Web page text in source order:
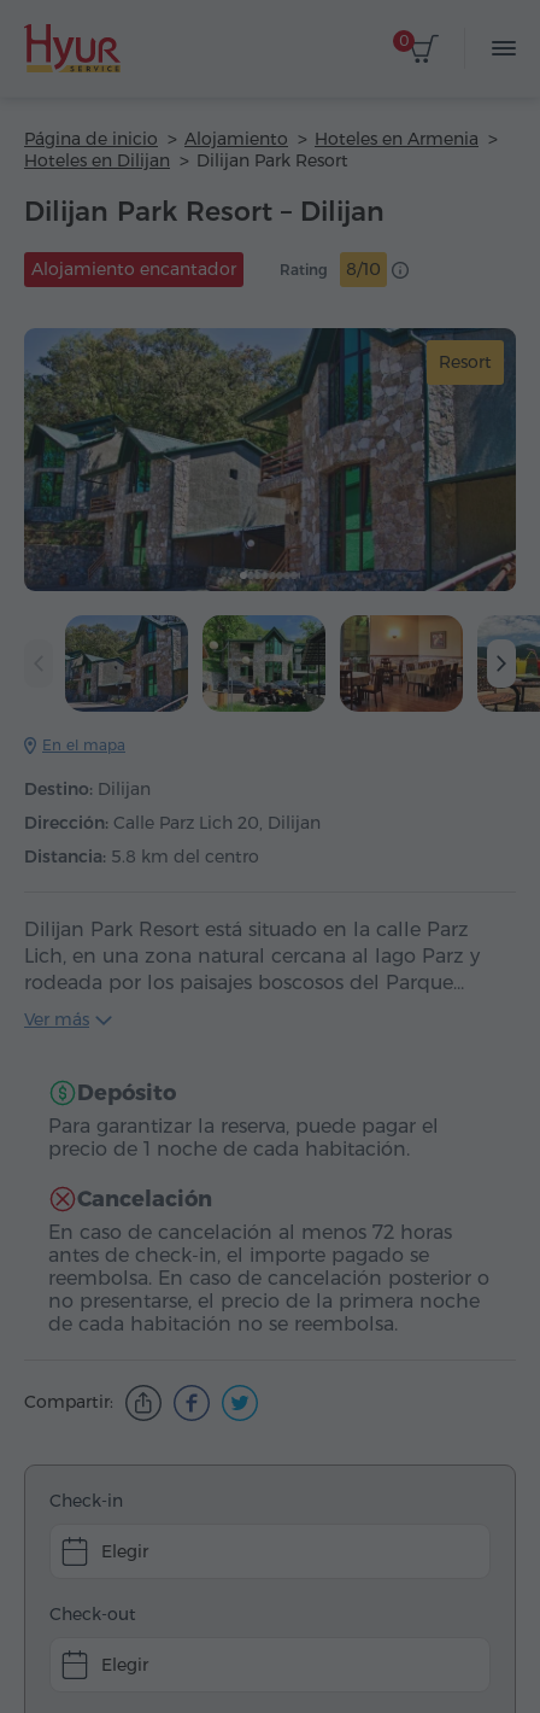
0
Página de inicio Alojamiento
Hoteles en Armenia
Hoteles en Dilijan
Dilijan Park Resort
Dilijan Park Resort – Dilijan
Alojamiento encantador Rating 8/10
Resort
En el mapa
Destino: Dilijan
Dirección: Calle Parz Lich 20, Dilijan
Distancia: 5.8 km del centro
Dilijan Park Resort está situado en la calle Parz
Lich, en una zona natural cercana al lago Parz y
rodeada por los paisajes boscosos del Parque…
Ver más
Depósito
Para garantizar la reserva, puede pagar el
precio de 1 noche de cada habitación.
Cancelación
En caso de cancelación al menos 72 horas
antes de check-in, el importe pagado se
reembolsa. En caso de cancelación posterior o
no presentarse, el precio de la primera noche
de cada habitación no se reembolsa.
Compartir:
Check-in
Elegir
Check-out
Elegir